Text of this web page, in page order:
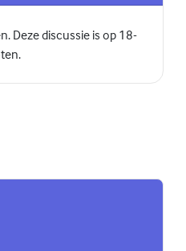
Deze discussie is op 18-